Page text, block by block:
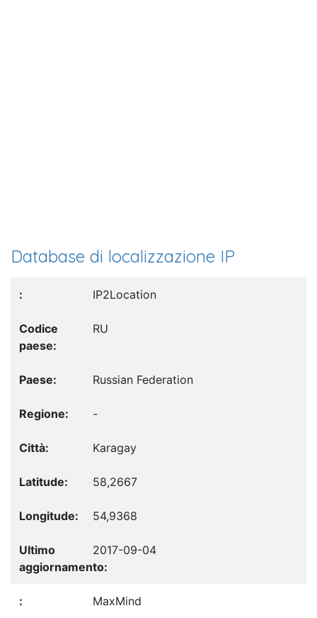
Database di localizzazione IP
IP2Location
RU
Russian Federation
-
Karagay
58,2667
54,9368
2017-09-04
MaxMind